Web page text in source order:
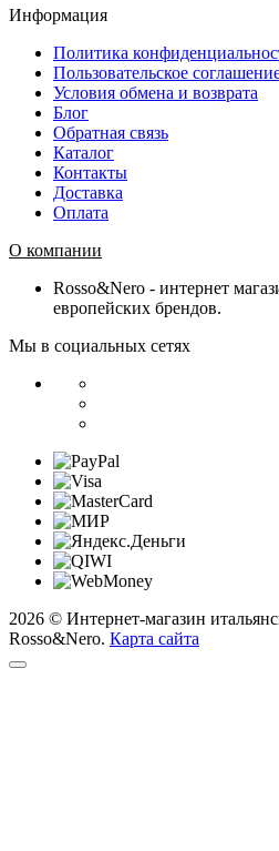
Информация
Политика
Пользовательское
Условия обмена и возврата
Блог
Обратная связь
Каталог
Контакты
Доставка
Оплата
О компании
Rosso&Nero - интернет
европейских брендов.
Мы в социальных сетях
2026 © Интернет-магазин
Rosso&Nero. Карта сайта